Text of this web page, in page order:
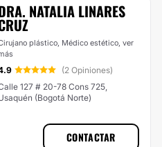
NATALIA LINARES
plástico, Médico estético, ver
(2 Opiniones)
127 # 20-78 Cons 725,
(Bogotá Norte)
CONTACTAR